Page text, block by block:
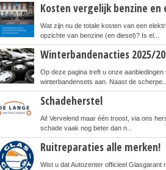
Kosten vergelijk benzine en
Wat zijn nu de totale kosten van een
opzichte van benzine (en diesel)? Is el...
Winterbandenacties 2025/
Op deze pagina treft u onze aanbiedingen
winterbandensets aan. Naast de scherpe...
Schadeherstel
Ai! Vervelend maar één troost, via ons
schade vaak nog beter dan n...
Ruitreparaties alle merken!
Wist u dat Autozenter officieel Glasgarant